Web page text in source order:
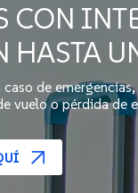
CON
HASTA
de
vuelo o pérdida de